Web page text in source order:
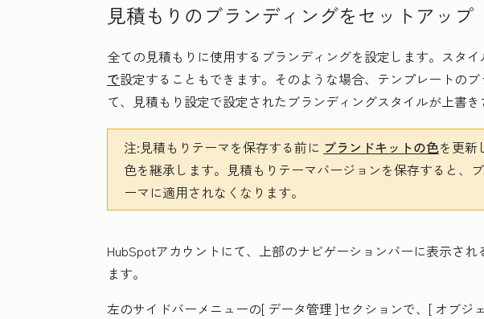
見積もりのブランディングをセットアップ
全ての見積もりに使用するブランディングを設定します。スタイ
で設定することもできます。そのような場合、テンプレートの
て、見積もり設定で設定されたブランディングスタイルが上書き
注:見積もりテーマを保存する前に ブランドキットの色を更新
色を継承します。見積もりテーマバージョンを保存すると、
ーマに適用されなくなります。
HubSpotアカウントにて、上部のナビゲーションバーに表示され
ます。
左のサイドバーメニューの[ データ管理 ]セクションで、[ オブジ